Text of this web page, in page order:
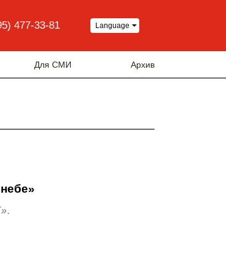
477-33-81 Language
Для СМИ Архив
.